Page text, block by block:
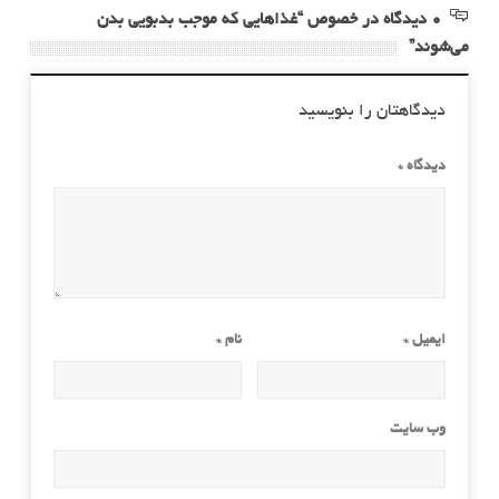
0 دیدگاه در خصوص “غذاهایی که موجب بدبویی بدن
می‌شوند”
دیدگاهتان را بنویسید
دیدگاه *
نام* ایمیل *
وب‌ سایت